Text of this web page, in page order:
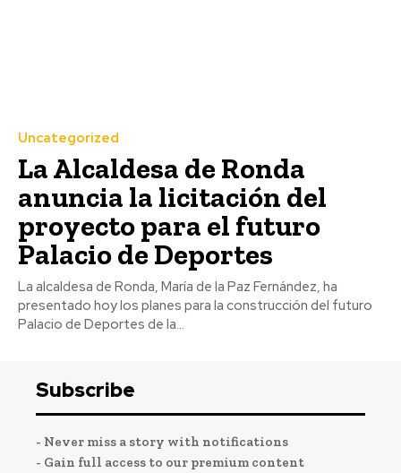
Uncategorized
La Alcaldesa de Ronda
anuncia la licitación del
proyecto para el futuro
Palacio de Deportes
La alcaldesa de Ronda, María de la Paz Fernández, ha
presentado hoy los planes para la construcción del futuro
Palacio de Deportes de la...
Subscribe
- Never miss a story with notifications
- Gain full access to our premium content